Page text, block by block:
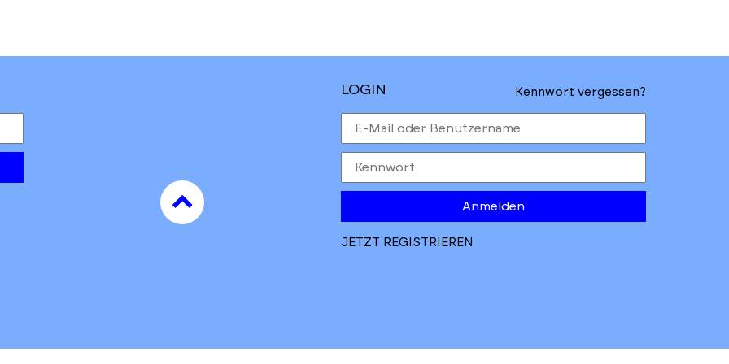
to
top
LOGIN Kennwort vergessen?
Anmelden
JETZT REGISTRIEREN